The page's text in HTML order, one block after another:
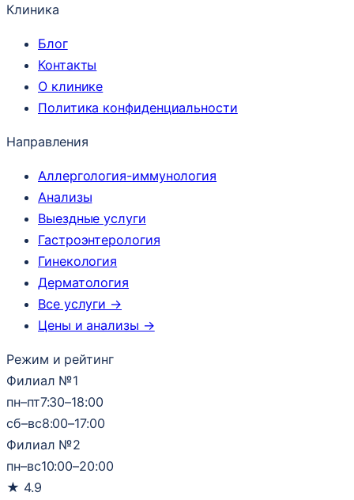
Клиника
Блог
Контакты
О клинике
Политика конфиденциальности
Направления
Аллергология-иммунология
Анализы
Выездные услуги
Гастроэнтерология
Гинекология
Дерматология
Все услуги →
Цены и анализы →
Режим и рейтинг
Филиал №1
пн–пт7:30–18:00
сб–вс8:00–17:00
Филиал №2
пн–вс10:00–20:00
★ 4.9